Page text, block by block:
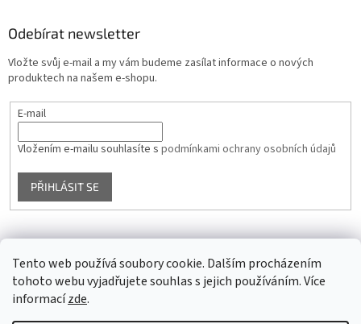
Tento web používá soubory cookie. Dalším procházením
tohoto webu vyjadřujete souhlas s jejich používáním. Více
informacízde.
Odebírat newsletter
Vložte svůj e-mail a my vám budeme zasílat informace o nových
produktech na našem e-shopu.
E-mail
Vložením e-mailu souhlasíte s podmínkami ochrany osobních údajů
PŘIHLÁSIT SE
Facebook